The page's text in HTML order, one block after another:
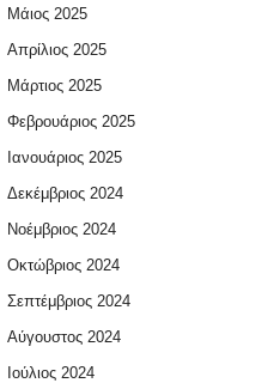
Μάιος 2025
Απρίλιος 2025
Μάρτιος 2025
Φεβρουάριος 2025
Ιανουάριος 2025
Δεκέμβριος 2024
Νοέμβριος 2024
Οκτώβριος 2024
Σεπτέμβριος 2024
Αύγουστος 2024
Ιούλιος 2024